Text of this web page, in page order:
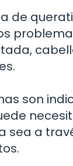
de
son
sea a